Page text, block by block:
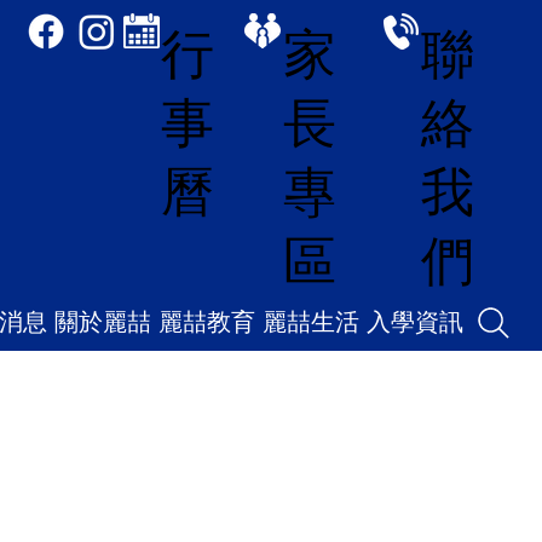
行
事
曆
家
長
專
區
聯
絡
我
們
息 關於麗喆 麗喆教育 麗喆生活 入學資訊